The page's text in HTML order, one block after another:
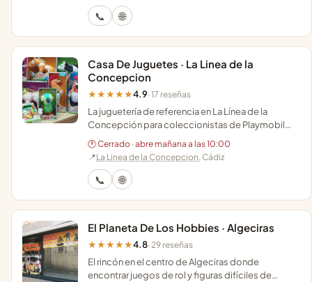
📞 🌐
Casa De Juguetes · La Linea de la
Concepcion
★★★★★4.9· 17 reseñas
La juguetería de referencia en La Línea de la
Concepción para coleccionistas de Playmobil
que buscan asesoramiento personalizado y trato
cercano.
🕐 Cerrado · abre mañana a las 10:00
📍La Linea de la Concepcion, Cádiz
📞 🌐
El Planeta De Los Hobbies · Algeciras
★★★★★ 4.8· 29 reseñas
El rincón en el centro de Algeciras donde
encontrar juegos de rol y figuras difíciles de